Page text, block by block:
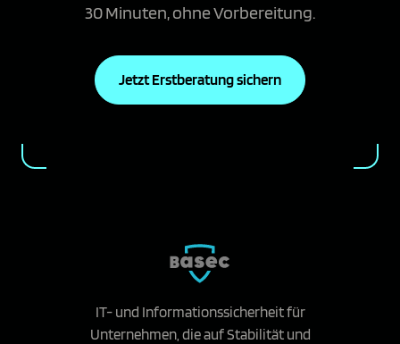
30 Minuten, ohne Vorbereitung.
Jetzt Erstberatung sichern
IT- und Informationssicherheit für
Unternehmen, die auf Stabilität und